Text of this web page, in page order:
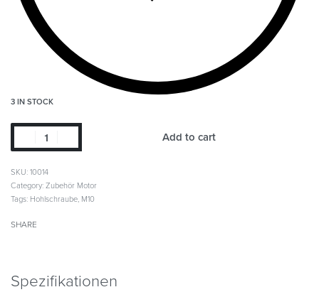
3 IN STOCK
Add to cart
SKU: 10014
Category: Zubehör Motor
Tags: Hohlschraube, M10
SHARE
Spezifikationen